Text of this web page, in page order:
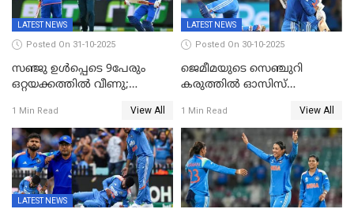
LATEST NEWS
Posted On 31-10-2025
സഞ്ജു ഉൾപ്പെടെ 9പേരും
ഒറ്റയക്കത്തിൽ വീണു;
ഹര്‍ഷിതും മാത്രം;
മെല്‍ബണില്‍
ഇന്ത്യയ്‌ക്കെതിരെ ഓസീസ്
ലക്ഷ്യം 126 റണ്‍സ്
1 Min Read View All
LATEST NEWS
Posted On 30-10-2025
ജെമീമയുടെ സെഞ്ചുറി
കരുത്തിൽ ഓസിസ്
തകർന്നു; അഞ്ച് വിക്കറ്റ്
ജയവുമായി ഇന്ത്യൻ
വനിതകൾ ലോകകപ്പ്
കലാശപ്പോരിന്
1 Min Read View All
LATEST NEWS